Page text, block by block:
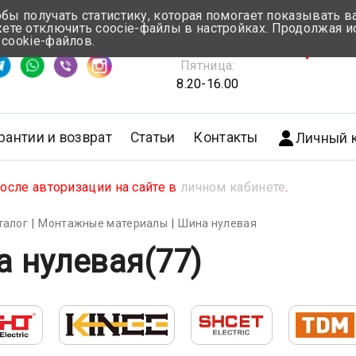
ответа ≈ 5 мин
Понедельник-Четверг:
Пятница:
8.20-16.00
и возврат Статьи Контакты Личный
авторизации на сайте в личном кабинете.
Монтажные материалы Шина нулевая
нулевая(77)
получать статистику, которая помогает показывать
отключить coocie-файлы в настройках. Продолжая
файлов.